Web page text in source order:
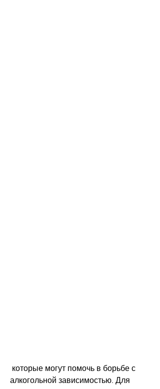
алкогольной зависимостью. Для